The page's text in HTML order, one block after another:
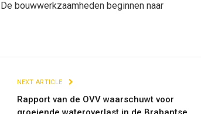
bouwwerkzaamheden beginnen naar
NEXT ARTICLE
Rapport van de OVV waarschuwt voor